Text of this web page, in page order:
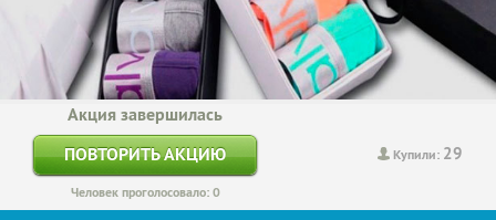
Купили: 29
Акция завершилась
ПОВТОРИТЬ АКЦИЮ
Человек проголосовало: 0